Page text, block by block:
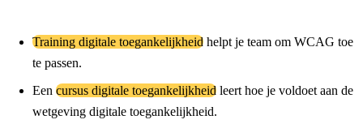
Training digitale toegankelijkheid helpt je team om WCAG toe
te passen.
Een cursus digitale toegankelijkheid leert hoe je voldoet aan de
wetgeving digitale toegankelijkheid.